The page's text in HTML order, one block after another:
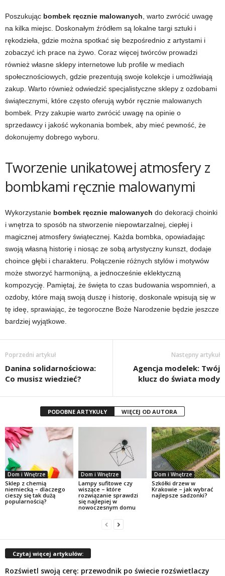
Poszukując bombek ręcznie malowanych , warto zwrócić uwagę
na kilka miejsc. Doskonałym źródłem są lokalne targi sztuki i
rękodzieła, gdzie można spotkać się bezpośrednio z artystami i
zobaczyć ich prace na żywo. Coraz więcej twórców prowadzi
również własne sklepy internetowe lub profile w mediach
społecznościowych, gdzie prezentują swoje kolekcje i umożliwiają
zakup. Warto również odwiedzić specjalistyczne sklepy z ozdobami
świątecznymi, które często oferują wybór ręcznie malowanych
bombek. Przy zakupie warto zwrócić uwagę na opinie o
sprzedawcy i jakość wykonania bombek, aby mieć pewność, że
dokonujemy dobrego wyboru.
Tworzenie unikatowej atmosfery z
bombkami ręcznie malowanymi
Wykorzystanie bombek ręcznie malowanych do dekoracji choinki
i wnętrza to sposób na stworzenie niepowtarzalnej, ciepłej i
magicznej atmosfery świątecznej. Każda bombka, opowiadając
swoją własną historię i niosąc ze sobą artystyczny kunszt, dodaje
choince głębi i charakteru. Połączenie różnych stylów i motywów
może stworzyć harmonijną, a jednocześnie eklektyczną
kompozycję. Pamiętaj, że święta to czas budowania wspomnień, a
ozdoby, które mają swoją duszę i historię, doskonale wpisują się w
tę ideę, sprawiając, że tegoroczne Boże Narodzenie będzie jeszcze
bardziej wyjątkowe.
Poprzedni artykuł
Danina solidarnościowa:
Co musisz wiedzieć?
Następny artykuł
Agencja modelek: Twój
klucz do świata mody
PODOBNE ARTYKUŁY WIĘCEJ OD AUTORA
Dom i Wnętrze
Sklep z chemią
niemiecką – dlaczego
cieszy się tak dużą
popularnością?
Dom i Wnętrze
Lampy sufitowe czy
wiszące – które
rozwiązanie sprawdzi
się najlepiej w
nowoczesnym domu
Dom i Wnętrze
Szkółki drzew w
Krakowie – jak wybrać
najlepsze sadzonki?
Czytaj więcej artykułów:
Rozświetl swoją cerę: przewodnik po świecie rozświetlaczy